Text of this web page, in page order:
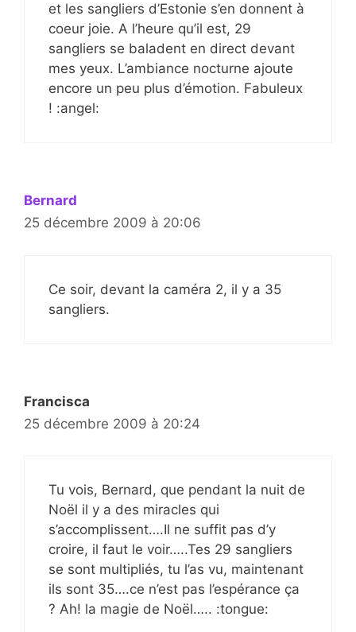
et les sangliers d’Estonie s’en donnent à
coeur joie. A l’heure qu’il est, 29
sangliers se baladent en direct devant
mes yeux. L’ambiance nocturne ajoute
encore un peu plus d’émotion. Fabuleux
! :angel:
Bernard
25 décembre 2009 à 20:06
Ce soir, devant la caméra 2, il y a 35
sangliers.
Francisca
25 décembre 2009 à 20:24
Tu vois, Bernard, que pendant la nuit de
Noël il y a des miracles qui
s’accomplissent….Il ne suffit pas d’y
croire, il faut le voir…..Tes 29 sangliers
se sont multipliés, tu l’as vu, maintenant
ils sont 35….ce n’est pas l’espérance ça
? Ah! la magie de Noël….. :tongue: